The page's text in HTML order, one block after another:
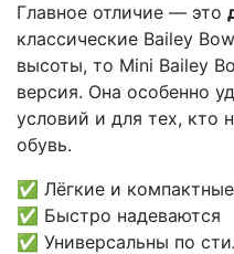
Главное отличие — это
классические Bailey
высоты, то Mini Bailey
версия. Она особенно
условий и для тех,
обувь.
✅ Лёгкие и компактные
✅ Быстро надеваются
✅ Универсальны по